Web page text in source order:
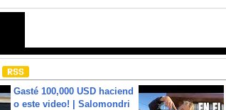
Gasté 100,000 USD haciend
o este video! | Salomondri